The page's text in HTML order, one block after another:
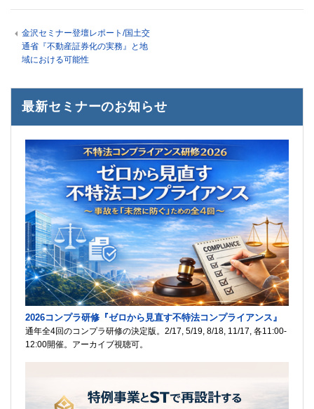
金沢セミナー登壇レポート/国土交
通省『不動産証券化の実務』と地
域における可能性
最新セミナーのお知らせ
2026コンプラ研修『ゼロから見直す不特法コンプライアンス』
通年全4回のコンプラ研修の決定版。2/17, 5/19, 8/18, 11/17, 各11:00-
12:00開催。アーカイブ視聴可。